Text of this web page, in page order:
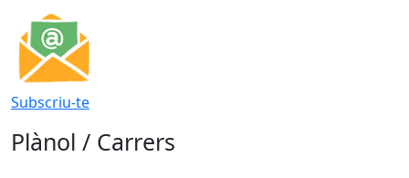
Subscriu-te
Plànol / Carrers